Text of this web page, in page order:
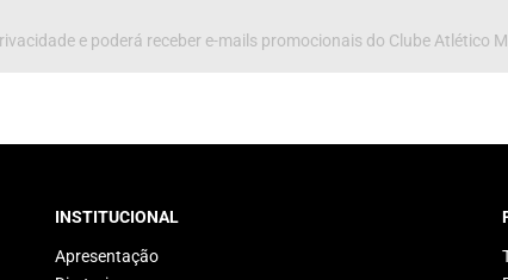
e poderá receber e-mails promocionais do Clube Atlético
INSTITUCIONAL
Apresentação